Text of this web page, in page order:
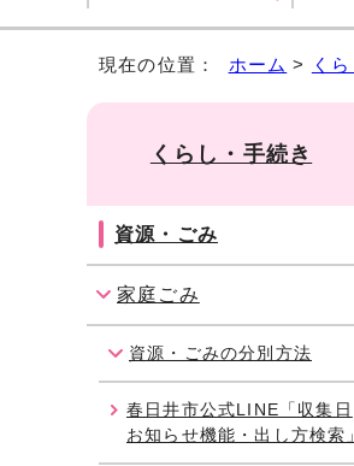
現在の位置： ホーム > く
くらし・手続き
資源・ごみ
家庭ごみ
資源・ごみの分別方法
春日井市公式LINE「収集日
お知らせ機能・出し方検索」